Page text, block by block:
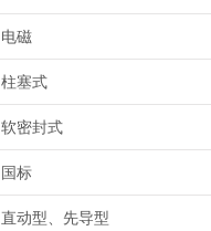
电磁
柱塞式
软密封式
国标
直动型、先导型